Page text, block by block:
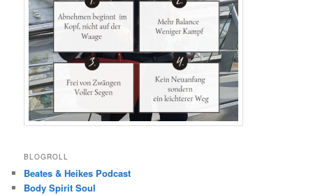
BLOGROLL
Beates & Heikes Podcast
Body Spirit Soul